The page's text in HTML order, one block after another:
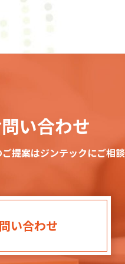
い合わせ
提案はジンテックにご相
い合わせ